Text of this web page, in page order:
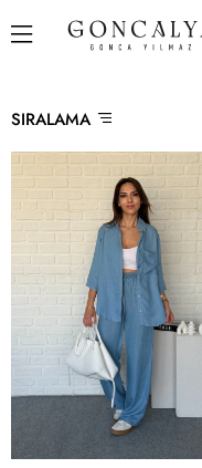
SIRALAMA